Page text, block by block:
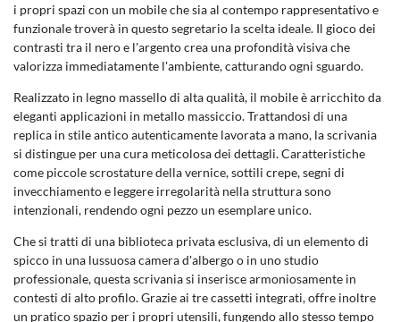
i propri spazi con un mobile che sia al contempo rappresentativo e
funzionale troverà in questo segretario la scelta ideale. Il gioco dei
contrasti tra il nero e l'argento crea una profondità visiva che
valorizza immediatamente l'ambiente, catturando ogni sguardo.
Realizzato in legno massello di alta qualità, il mobile è arricchito da
eleganti applicazioni in metallo massiccio. Trattandosi di una
replica in stile antico autenticamente lavorata a mano, la scrivania
si distingue per una cura meticolosa dei dettagli. Caratteristiche
come piccole scrostature della vernice, sottili crepe, segni di
invecchiamento e leggere irregolarità nella struttura sono
intenzionali, rendendo ogni pezzo un esemplare unico.
Che si tratti di una biblioteca privata esclusiva, di un elemento di
spicco in una lussuosa camera d'albergo o in uno studio
professionale, questa scrivania si inserisce armoniosamente in
contesti di alto profilo. Grazie ai tre cassetti integrati, offre inoltre
un pratico spazio per i propri utensili, fungendo allo stesso tempo